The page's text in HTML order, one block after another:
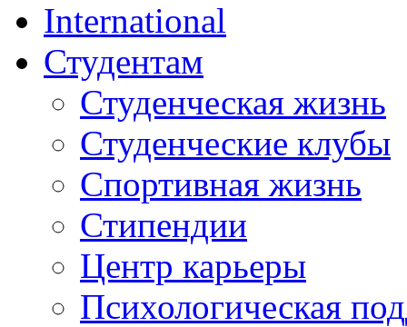
International
Студентам
Студенческая жизнь
Студенческие клубы
Спортивная жизнь
Стипендии
Центр карьеры
Психологическая